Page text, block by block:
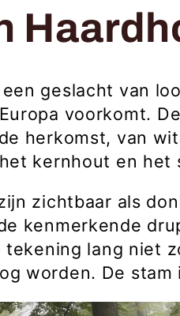
geslacht van
Europa voorkomt.
herkomst, van
kernhout en het
zichtbaar als
kenmerkende
lang niet
worden. De stam